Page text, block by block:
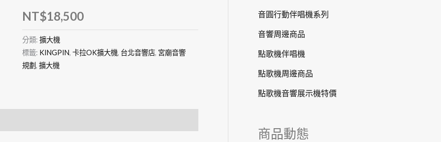
NT$18,500
分類: 擴大機
標籤: KINGPIN, 卡拉OK擴大機, 台北音響店, 宮廟音響
規劃, 擴大機
音圓行動伴唱機系列
音響周邊商品
點歌機伴唱機
點歌機周邊商品
點歌機音響展示機特價
商品動態